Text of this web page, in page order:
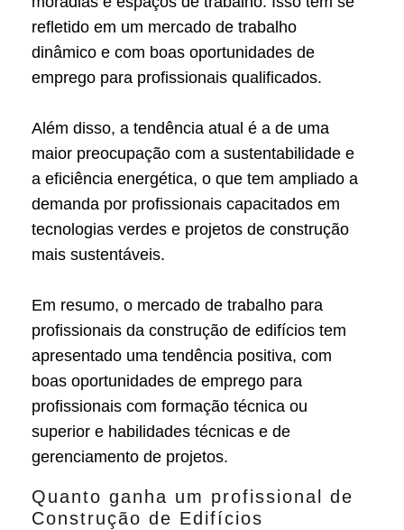
refletido em um mercado de trabalho
dinâmico e com boas oportunidades de
emprego para profissionais qualificados.
Além disso, a tendência atual é a de uma
maior preocupação com a sustentabilidade e
a eficiência energética, o que tem ampliado a
demanda por profissionais capacitados em
tecnologias verdes e projetos de construção
mais sustentáveis.
Em resumo, o mercado de trabalho para
profissionais da construção de edifícios tem
apresentado uma tendência positiva, com
boas oportunidades de emprego para
profissionais com formação técnica ou
superior e habilidades técnicas e de
gerenciamento de projetos.
Quanto ganha um profissional de
Construção de Edifícios